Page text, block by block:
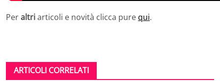
Peraltriarticoli e novità clicca pure qui.
ARTICOLI CORRELATI